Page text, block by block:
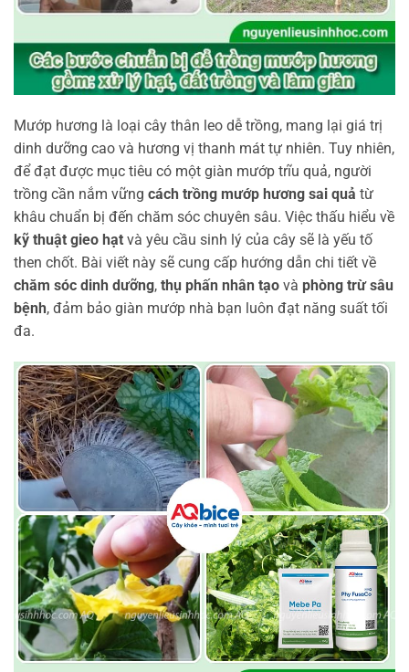
Mướp hương là loại cây thân leo dễ trồng, mang lại giá trị
dinh dưỡng cao và hương vị thanh mát tự nhiên. Tuy nhiên,
để đạt được mục tiêu có một giàn mướp trĩu quả, người
trồng cần nắm vững cách trồng mướp hương sai quả từ
khâu chuẩn bị đến chăm sóc chuyên sâu. Việc thấu hiểu về
kỹ thuật gieo hạt và yêu cầu sinh lý của cây sẽ là yếu tố
then chốt. Bài viết này sẽ cung cấp hướng dẫn chi tiết về
chăm sóc dinh dưỡng, thụ phấn nhân tạo và phòng trừ sâu
bệnh, đảm bảo giàn mướp nhà bạn luôn đạt năng suất tối
đa.